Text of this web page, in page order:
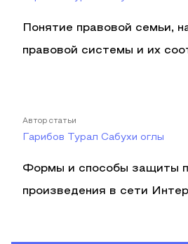
Понятие правовой семьи,
правовой системы и их
Автор статьи
Гарибов Турал Сабухи оглы
Формы и способы защиты
произведения в сети